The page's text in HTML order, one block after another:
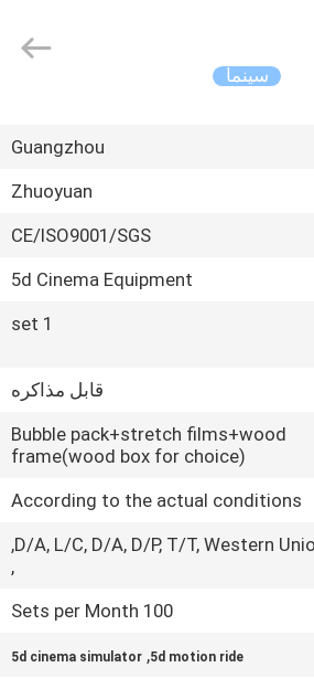
سینما
Guangzhou
Zhuoyuan
CE/ISO9001/SGS
5d Cinema Equipment
1 set
قابل مذاکره
Bubble pack+stretch films+wood
frame(wood box for choice)
According to the actual conditions
D/A, L/C, D/A, D/P, T/T, Western Union,
,
100 Sets per Month
5d motion ride
,
5d cinema simulator